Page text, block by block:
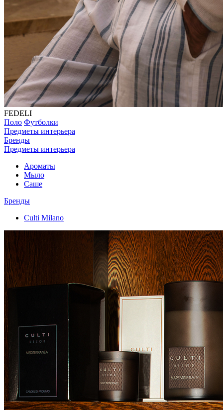
FEDELI
Поло Футболки
Предметы интерьера
Бренды
Предметы интерьера
Ароматы
Мыло
Саше
Бренды
Culti Milano